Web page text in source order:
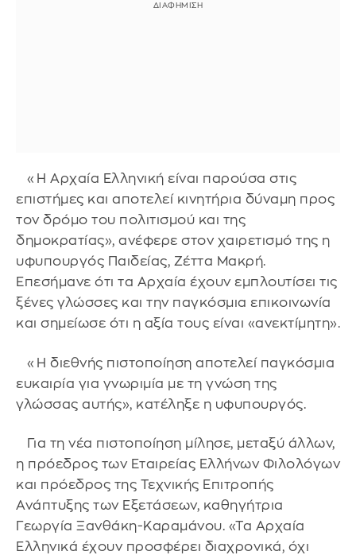
«Η Αρχαία Ελληνική είναι παρούσα στις
επιστήμες και αποτελεί κινητήρια δύναμη προς
τον δρόμο του πολιτισμού και της
δημοκρατίας», ανέφερε στον χαιρετισμό της η
υφυπουργός Παιδείας, Ζέττα Μακρή.
Επεσήμανε ότι τα Αρχαία έχουν εμπλουτίσει τις
ξένες γλώσσες και την παγκόσμια επικοινωνία
και σημείωσε ότι η αξία τους είναι «ανεκτίμητη».
«Η διεθνής πιστοποίηση αποτελεί παγκόσμια
ευκαιρία για γνωριμία με τη γνώση της
γλώσσας αυτής», κατέληξε η υφυπουργός.
Για τη νέα πιστοποίηση μίλησε, μεταξύ άλλων,
η πρόεδρος των Εταιρείας Ελλήνων Φιλολόγων
και πρόεδρος της Τεχνικής Επιτροπής
Ανάπτυξης των Εξετάσεων, καθηγήτρια
Γεωργία Ξανθάκη-Καραμάνου. «Τα Αρχαία
Ελληνικά έχουν προσφέρει διαχρονικά, όχι